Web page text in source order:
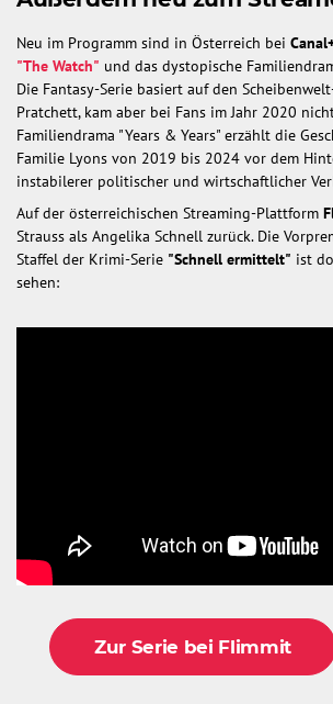
Neu im Programm sind in Österreich bei
"The Watch" und das dystopische
Die Fantasy-Serie basiert auf den
Pratchett, kam aber bei Fans im Jahr 2020
Familiendrama "Years & Years" erzählt die
Familie Lyons von 2019 bis 2024 vor dem
instabilerer politischer und wirtschaftlicher
Auf der österreichischen Streaming-Plattform
Strauss als Angelika Schnell zurück. Die
Staffel der Krimi-Serie "Schnell ermittelt" ist
sehen:
Zur Serie bei Flimmit